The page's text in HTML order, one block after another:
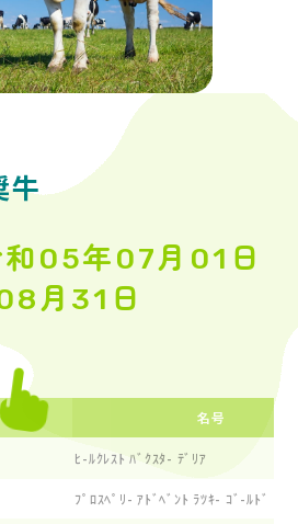
牛
和05年07月01日
月31日
名号
ﾋ-ﾙｸﾚｽﾄ ﾊﾞｸｽﾀ- ﾃﾞﾘｱ
ﾌﾟﾛｽﾍﾟﾘ- ｱﾄﾞﾍﾞﾝﾄ ﾗﾂｷ- ｺﾞ-ﾙﾄﾞ